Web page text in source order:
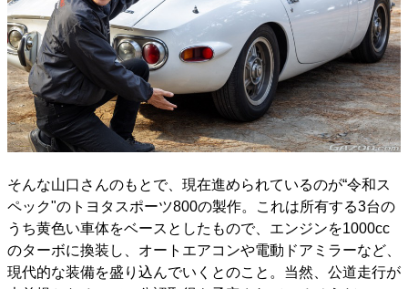
そんな山口さんのもとで、現在進められているのが“令和ス
ペック"のトヨタスポーツ800の製作。これは所有する3台の
うち黄色い車体をベースとしたもので、エンジンを1000cc
のターボに換装し、オートエアコンや電動ドアミラーなど、
現代的な装備を盛り込んでいくとのこと。当然、公道走行が